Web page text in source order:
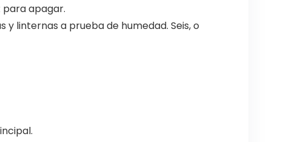
para apagar.
linternas a prueba de humedad. Seis, o